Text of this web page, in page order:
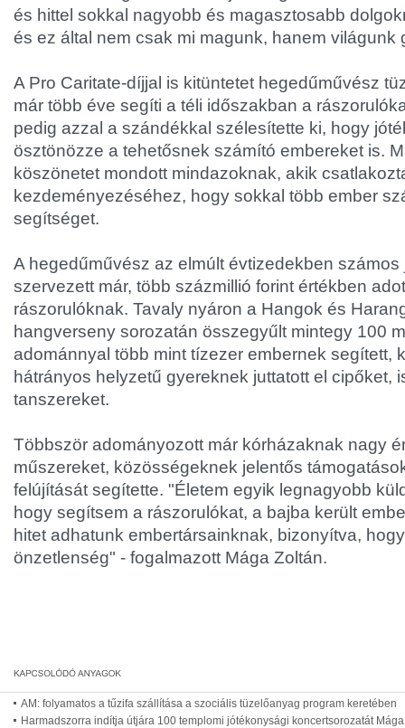
és hittel sokkal nagyobb és magasztosabb
és ez által nem csak mi magunk, hanem világunk
A Pro Caritate-díjjal is kitüntetet hegedűművész
már több éve segíti a téli időszakban a
pedig azzal a szándékkal szélesítette ki, hogy
ösztönözze a tehetősnek számító embereket is.
köszönetet mondott mindazoknak, akik
kezdeményezéséhez, hogy sokkal több ember
segítséget.
A hegedűművész az elmúlt évtizedekben
szervezett már, több százmillió forint értékben
rászorulóknak. Tavaly nyáron a Hangok és
hangverseny sorozatán összegyűlt mintegy 100
adománnyal több mint tízezer embernek segített,
hátrányos helyzetű gyereknek juttatott el cipőket,
tanszereket.
Többször adományozott már kórházaknak nagy
műszereket, közösségeknek jelentős
felújítását segítette. "Életem egyik legnagyobb
hogy segítsem a rászorulókat, a bajba került
hitet adhatunk embertársainknak, bizonyítva,
önzetlenség" - fogalmazott Mága Zoltán.
AM: folyamatos a tűzifa szállítása a szociális tüzelőanyag program keretében
Harmadszorra indítja útjára 100 templomi jótékonysági koncertsorozatát